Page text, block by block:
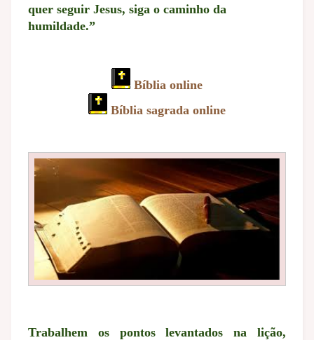
quer seguir Jesus, siga o caminho da
humildade.”
Bíblia online
Bíblia sagrada online
Trabalhem os pontos levantados na lição,